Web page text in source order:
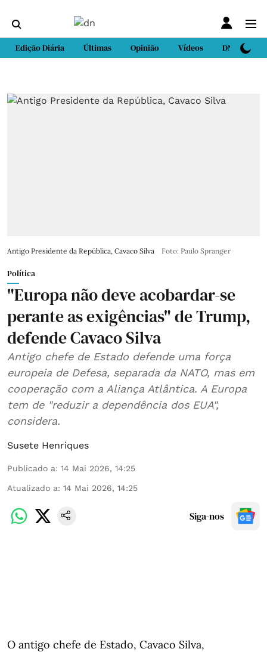
Edição Diária Últimas Opinião Vídeos DN Sport
Antigo Presidente da República, Cavaco Silva Foto: Paulo Spranger
Política
"Europa não deve acobardar-se
perante as exigências" de Trump,
defende Cavaco Silva
Antigo chefe de Estado defende uma força
europeia de Defesa, separada da NATO, mas em
cooperação com a Aliança Atlântica. A Europa
tem de "reduzir a dependência dos EUA",
considera.
Susete Henriques
Publicado a: 14 Mai 2026, 14:25
Atualizado a: 14 Mai 2026, 14:25
Siga-nos
O antigo chefe de Estado, Cavaco Silva,